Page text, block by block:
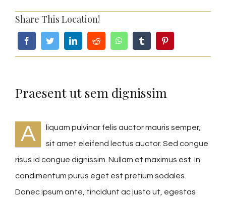
Share This Location!
Praesent ut sem dignissim
A
liquam pulvinar felis auctor mauris semper,
sit amet eleifend lectus auctor. Sed congue
risus id congue dignissim. Nullam et maximus est. In
condimentum purus eget est pretium sodales.
Donec ipsum ante, tincidunt ac justo ut, egestas